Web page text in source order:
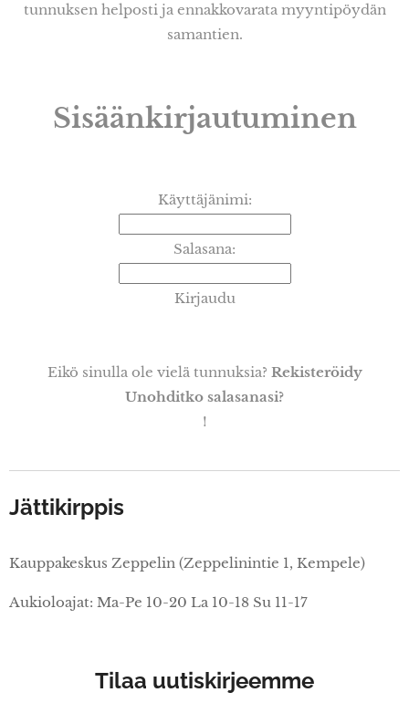
tunnuksen helposti ja ennakkovarata myyntipöydän
samantien.
Sisäänkirjautuminen
Käyttäjänimi:
Salasana:
Kirjaudu
Eikö sinulla ole vielä tunnuksia? Rekisteröidy
Unohditko salasanasi?
!
Jättikirppis
Kauppakeskus Zeppelin (Zeppelinintie 1, Kempele)
Aukioloajat: Ma-Pe 10-20 La 10-18 Su 11-17
Tilaa uutiskirjeemme